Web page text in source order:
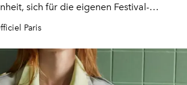
sich für die eigenen Festival-
zu lassen.
Paris